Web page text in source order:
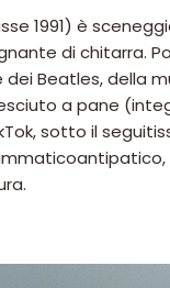
1991) è
di chitarra.
Beatles, della
a pane
sotto il